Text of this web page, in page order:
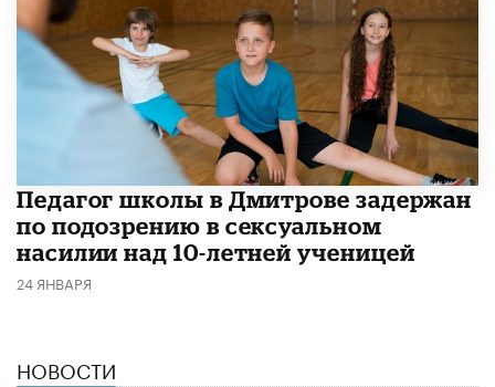
Педагог школы в Дмитрове задержан
по подозрению в сексуальном
насилии над 10-летней ученицей
24 ЯНВАРЯ
НОВОСТИ